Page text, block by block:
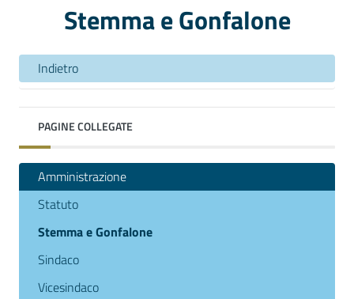
Stemma e Gonfalone
Indietro
PAGINE COLLEGATE
Amministrazione
Statuto
Stemma e Gonfalone
Sindaco
Vicesindaco